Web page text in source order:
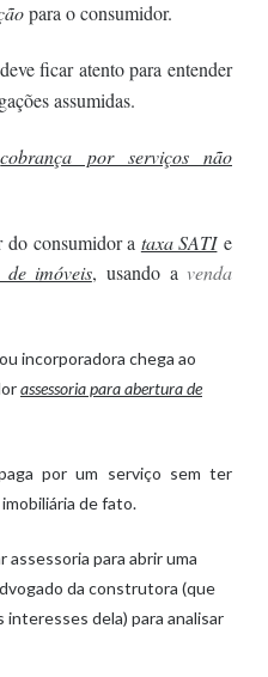
para o consumidor.
ficar atento para entender
assumidas.
cobrança por serviços não
do consumidor a taxa SATIe
imóveis, usando a venda
incorporadora chega ao
assessoria para abertura de
por um serviço sem ter
de fato.
assessoria para abrir uma
da construtora (que
dela) para analisar